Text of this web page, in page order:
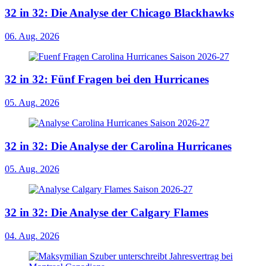
32 in 32: Die Analyse der Chicago Blackhawks
06. Aug. 2026
32 in 32: Fünf Fragen bei den Hurricanes
05. Aug. 2026
32 in 32: Die Analyse der Carolina Hurricanes
05. Aug. 2026
32 in 32: Die Analyse der Calgary Flames
04. Aug. 2026